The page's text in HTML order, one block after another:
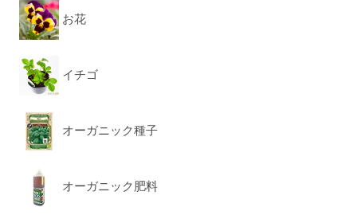
お花
イチゴ
オーガニック種子
オーガニック肥料